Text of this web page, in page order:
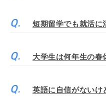
短期留学でも就活に
大学生は何年生の春
英語に自信がないけ